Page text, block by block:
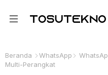
Beranda WhatsApp
Multi-Perangkat